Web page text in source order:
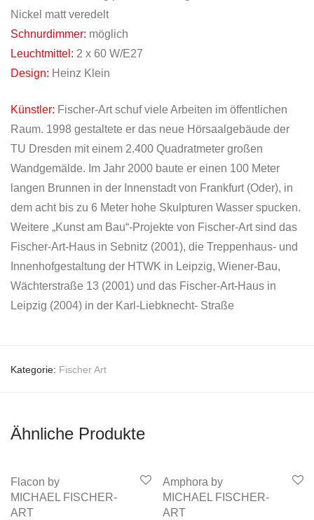
Nickel matt veredelt
Schnurdimmer: möglich
Leuchtmittel: 2 x 60 W/E27
Design: Heinz Klein
Künstler: Fischer-Art schuf viele Arbeiten im öffentlichen
Raum. 1998 gestaltete er das neue Hörsaalgebäude der
TU Dresden mit einem 2.400 Quadratmeter großen
Wandgemälde. Im Jahr 2000 baute er einen 100 Meter
langen Brunnen in der Innenstadt von Frankfurt (Oder), in
dem acht bis zu 6 Meter hohe Skulpturen Wasser spucken.
Weitere „Kunst am Bau“-Projekte von Fischer-Art sind das
Fischer-Art-Haus in Sebnitz (2001), die Treppenhaus- und
Innenhofgestaltung der HTWK in Leipzig, Wiener-Bau,
Wächterstraße 13 (2001) und das Fischer-Art-Haus in
Leipzig (2004) in der Karl-Liebknecht- Straße
Kategorie: Fischer Art
Ähnliche Produkte
Flacon by
MICHAEL FISCHER-
ART
Amphora by
MICHAEL FISCHER-
ART